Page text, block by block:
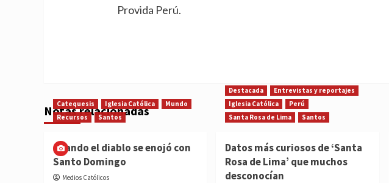
Provida Perú.
Notas relacionadas
Catequesis Iglesia Católica
Mundo
Recursos
Santos
Cuando el diablo se enojó con
Santo Domingo
Medios Católicos
Destacada
Entrevistas y reportajes
Iglesia Católica
Perú
Santa Rosa de Lima
Santos
Datos más curiosos de ‘Santa
Rosa de Lima’ que muchos
desconocían